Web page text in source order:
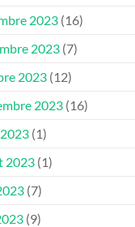
2023 (16)
2023 (7)
2023 (12)
2023 (16)
(1)
2023 (1)
(7)
(9)